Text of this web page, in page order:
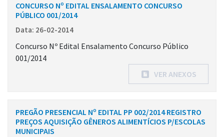
CONCURSO Nº EDITAL ENSALAMENTO CONCURSO
PÚBLICO 001/2014
Data: 26-02-2014
Concurso Nº Edital Ensalamento Concurso Público
001/2014
VER ANEXOS
PREGÃO PRESENCIAL Nº EDITAL PP 002/2014 REGISTRO
PREÇOS AQUISIÇÃO GÊNEROS ALIMENTÍCIOS P/ESCOLAS
MUNICIPAIS